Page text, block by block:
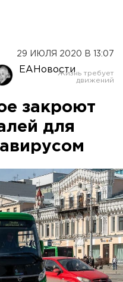
29 ИЮЛЯ 2020 В 13:07
ЕАНовости
закроют
для